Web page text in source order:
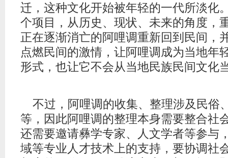
迁，这种文化开始被年轻的一代所淡化
个项目，从历史、现状、未来的角度，
正在逐渐消亡的阿哩调重新回到民间，
点燃民间的激情，让阿哩调成为当地年
形式，也让它不会从当地民族民间文化
不过，阿哩调的收集、整理涉及民俗
等，因此阿哩调的整理本身需要整合社
还需要邀请彝学专家、人文学者等参与
域等专业人才技术上的支持，要协调社